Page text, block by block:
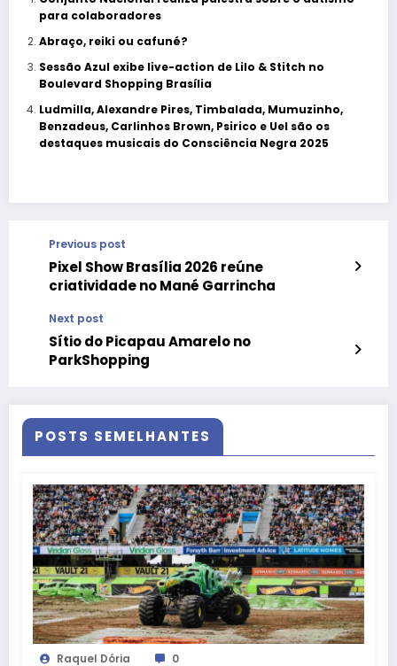
para colaboradores
Abraço, reiki ou cafuné?
Sessão Azul exibe live-action de Lilo & Stitch no
Boulevard Shopping Brasília
Ludmilla, Alexandre Pires, Timbalada, Mumuzinho,
Benzadeus, Carlinhos Brown, Psirico e Uel são os
destaques musicais do Consciência Negra 2025
Previous post
Pixel Show Brasília 2026 reúne
criatividade no Mané Garrincha
Next post
Sítio do Picapau Amarelo no
ParkShopping
POSTS SEMELHANTES
Raquel Dória 0